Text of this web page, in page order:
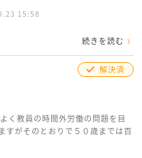
15:58
続きを読む
解決済
く教員の時間外労働の問題を目
すがそのとおりで５０歳までは百